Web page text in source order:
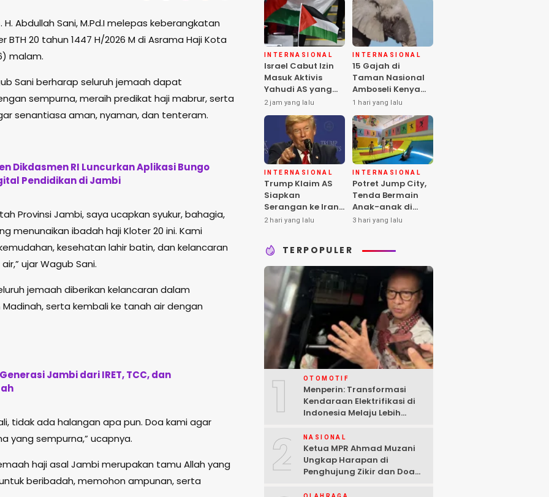
Abdullah Sani, M.Pd.I melepas keberangkatan
20 tahun 1447 H/2026 M di Asrama Haji Kota
malam.
Sani berharap seluruh jemaah dapat
sempurna, meraih predikat haji mabrur, serta
senantiasa aman, nyaman, dan tenteram.
Dikdasmen RI Luncurkan Aplikasi Bungo
Pendidikan di Jambi
Provinsi Jambi, saya ucapkan syukur, bahagia,
menunaikan ibadah haji Kloter 20 ini. Kami
kesehatan lahir batin, dan kelancaran
ujar Wagub Sani.
jemaah diberikan kelancaran dalam
serta kembali ke tanah air dengan
Jambi dari IRET, TCC, dan
tidak ada halangan apa pun. Doa kami agar
yang sempurna,” ucapnya.
haji asal Jambi merupakan tamu Allah yang
beribadah, memohon ampunan, serta
INTERNASIONAL
Israel Cabut Izin
Masuk Aktivis
Yahudi AS yang
Dukung Warga
Palestina
2 jam yang lalu
INTERNASIONAL
15 Gajah di
Taman Nasional
Amboseli Kenya
Mati, Diduga
Keracunan
Pestisida
1 hari yang lalu
INTERNASIONAL
Trump Klaim AS
Siapkan
Serangan ke Iran
Terbesar sejak
2 hari yang lalu
INTERNASIONAL
Potret Jump City,
Tenda Bermain
Anak-anak di
Tengah Perang
3 hari yang lalu
TERPOPULER
1 OTOMOTIF
Menperin: Transformasi
Kendaraan Elektrifikasi di
Indonesia Melaju Lebih
2 NASIONAL
Ketua MPR Ahmad Muzani
Ungkap Harapan di
Penghujung Zikir dan Doa